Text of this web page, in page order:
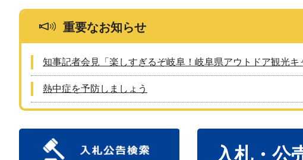
重要なお知らせ
知事記者会見「楽しすぎるぞ岐阜！岐阜県アウトドア観光
熱中症を予防しましょう
入札・公